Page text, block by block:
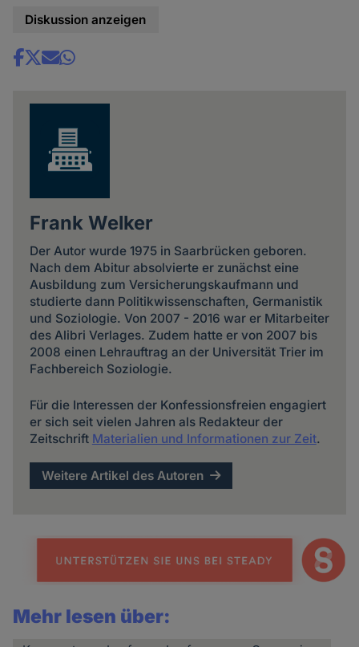
Diskussion anzeigen
Share
Frank Welker
Der Autor wurde 1975 in Saarbrücken geboren.
Nach dem Abitur absolvierte er zunächst eine
Ausbildung zum Versicherungskaufmann und
studierte dann Politikwissenschaften, Germanistik
und Soziologie. Von 2007 - 2016 war er Mitarbeiter
des Alibri Verlages. Zudem hatte er von 2007 bis
2008 einen Lehrauftrag an der Universität Trier im
Fachbereich Soziologie.
Für die Interessen der Konfessionsfreien engagiert
er sich seit vielen Jahren als Redakteur der
Zeitschrift Materialien und Informationen zur Zeit.
Weitere Artikel des Autoren
Mehr lesen über: